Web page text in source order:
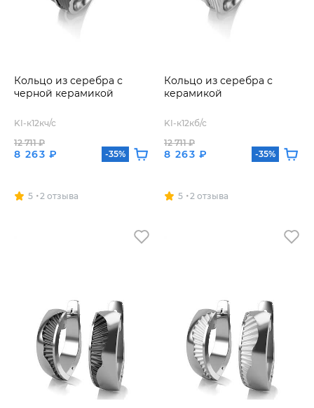
Кольцо из серебра с
черной керамикой
KI-к12кч/с
8 263 ₽
12 711 ₽
-35%
5 2 отзыва
Кольцо из серебра с
керамикой
KI-к12кб/с
8 263 ₽
12 711 ₽
-35%
5 2 отзыва